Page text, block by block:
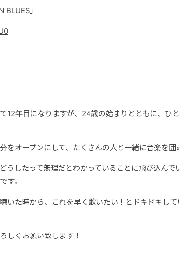
BLUES」
12年目になりますが、24歳の始まりとともに、ひ
をオープンにして、たくさんの人と一緒に音楽を囲
うしたって無理だとわかっていることに飛び込ん
す。
いた時から、これを早く歌いたい！とドキドキし
しくお願い致します！